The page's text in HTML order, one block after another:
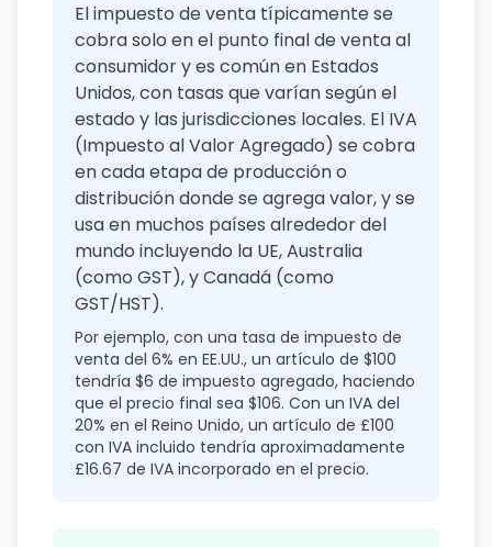
El impuesto de venta típicamente se
cobra solo en el punto final de venta al
consumidor y es común en Estados
Unidos, con tasas que varían según el
estado y las jurisdicciones locales. El IVA
(Impuesto al Valor Agregado) se cobra
en cada etapa de producción o
distribución donde se agrega valor, y se
usa en muchos países alrededor del
mundo incluyendo la UE, Australia
(como GST), y Canadá (como
GST/HST).
Por ejemplo, con una tasa de impuesto de
venta del 6% en EE.UU., un artículo de $100
tendría $6 de impuesto agregado, haciendo
que el precio final sea $106. Con un IVA del
20% en el Reino Unido, un artículo de £100
con IVA incluido tendría aproximadamente
£16.67 de IVA incorporado en el precio.